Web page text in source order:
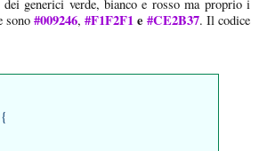
generici verde, bianco e rosso ma proprio i
sono#009246,#F1F2F1e #CE2B37. Il codice